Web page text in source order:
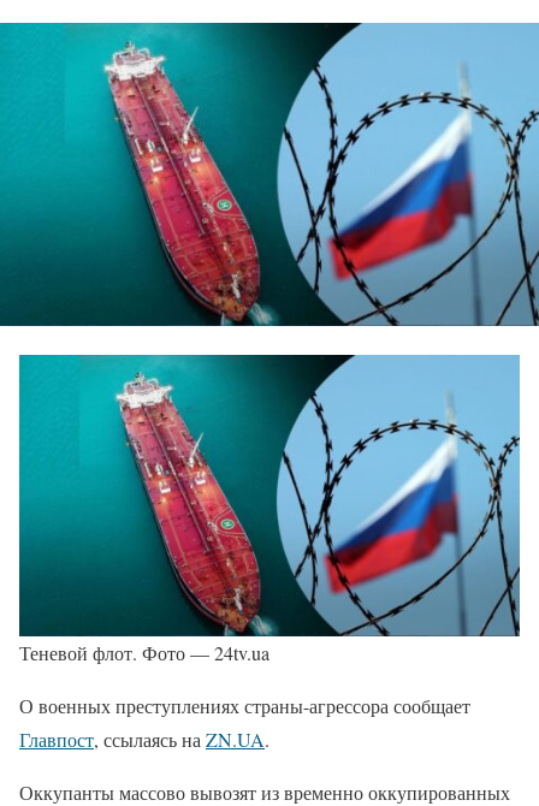
Теневой флот. Фото — 24tv.ua
О военных преступлениях страны-агрессора сообщает
Главпост, ссылаясь на ZN.UA.
Оккупанты массово вывозят из временно оккупированных